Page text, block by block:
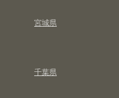
宮城県
千葉県